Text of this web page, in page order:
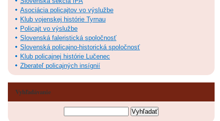
Asociácia policajtov vo výslužbe
Klub vojenskej histórie Tyrnau
Policajt vo výslužbe
Slovenská faleristická spoločnosť
Slovenská policajno-historická spoločnosť
Klub policajnej histórie Lučenec
Zberateľ policajných insígnií
Vyhľadávanie